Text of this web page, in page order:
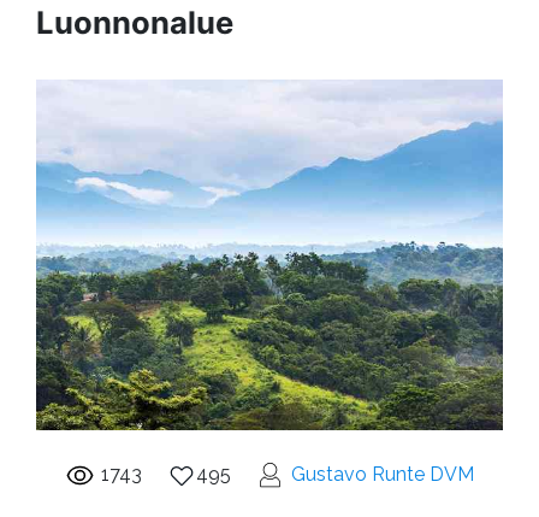
Luonnonalue
1743 495 Gustavo Runte DVM